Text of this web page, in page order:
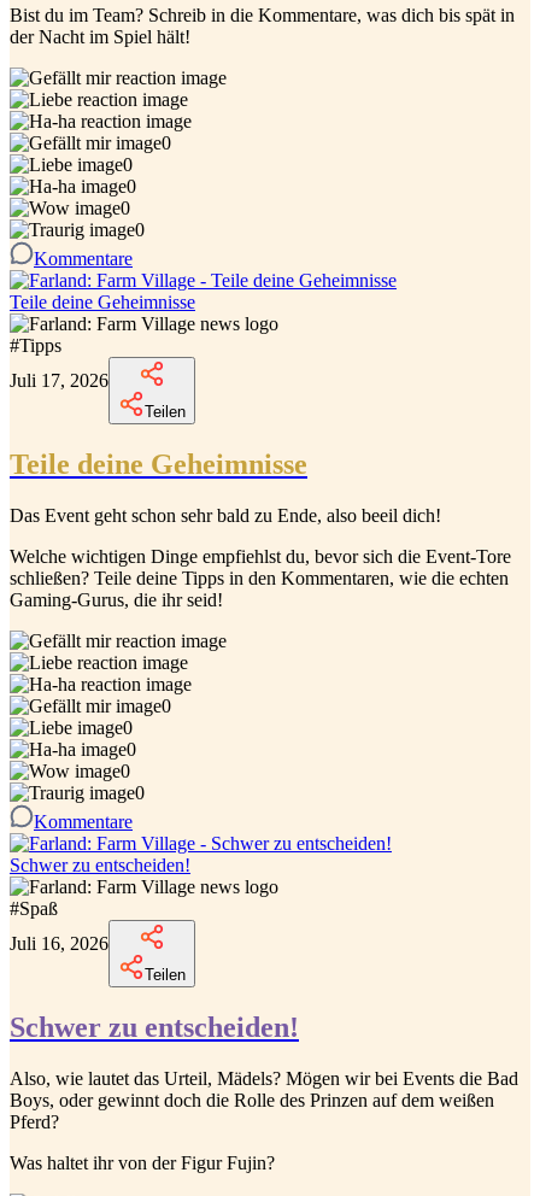
Bist du im Team? Schreib in die Kommentare, was dich bis spät in
der Nacht im Spiel hält!
0
0
0
0
0
Kommentare
Teile deine Geheimnisse
#Tipps
Juli 17, 2026
Teilen
Teile deine Geheimnisse
Das Event geht schon sehr bald zu Ende, also beeil dich!
Welche wichtigen Dinge empfiehlst du, bevor sich die Event-Tore
schließen? Teile deine Tipps in den Kommentaren, wie die echten
Gaming-Gurus, die ihr seid!
0
0
0
0
0
Kommentare
Schwer zu entscheiden!
#Spaß
Juli 16, 2026
Teilen
Schwer zu entscheiden!
Also, wie lautet das Urteil, Mädels? Mögen wir bei Events die Bad
Boys, oder gewinnt doch die Rolle des Prinzen auf dem weißen
Pferd?
Was haltet ihr von der Figur Fujin?